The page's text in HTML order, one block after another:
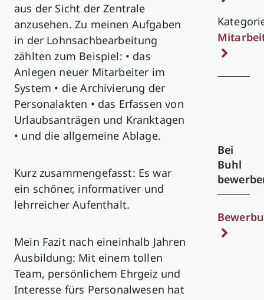
aus der Sicht der Zentrale
anzusehen. Zu meinen Aufgaben
in der Lohnsachbearbeitung
zählten zum Beispiel: • das
Anlegen neuer Mitarbeiter im
System • die Archivierung der
Personalakten • das Erfassen von
Urlaubsanträgen und Kranktagen
• und die allgemeine Ablage.
Kurz zusammengefasst: Es war
ein schöner, informativer und
lehrreicher Aufenthalt.
Mein Fazit nach eineinhalb Jahren
Ausbildung: Mit einem tollen
Team, persönlichem Ehrgeiz und
Interesse fürs Personalwesen hat
Bei
Buhl